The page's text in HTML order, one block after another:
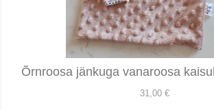
Õrnroosa jänkuga vanaroosa
31,00 €